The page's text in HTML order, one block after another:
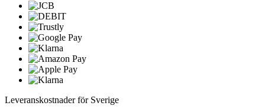
Leveranskostnader för Sverige